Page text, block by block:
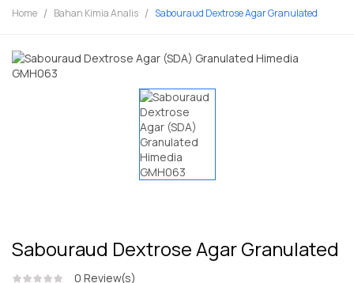
Home Bahan Kimia Analis Sabouraud Dextrose Agar Granulated
Sabouraud Dextrose Agar Granulated
0 Review(s)